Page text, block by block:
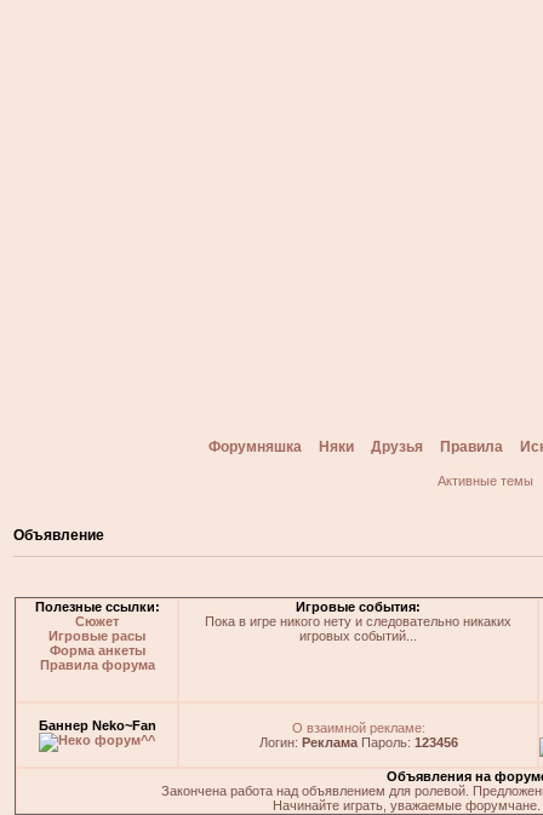
Форумняшка Няки Друзья Правила
Активные темы
Объявление
Полезные ссылки:
Сюжет
Игровые расы
Форма анкеты
Правила форума
Игровые события:
Пока в игре никого нету и следовательно никаких
игровых событий...
Баннер Neko~Fan
О взаимной рекламе:
Логин: РекламаПароль: 123456
Объявления на
Закончена работа над объявлением для ролевой.
Начинайте играть, уважаемые